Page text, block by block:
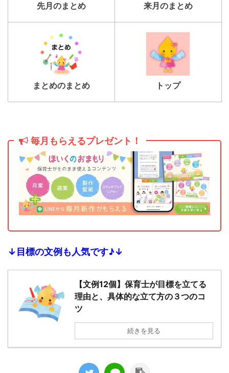
先月のまとめ 来月のまとめ
まとめのまとめ トップ
毎月もらえるプレゼント！
↓目標の文例も人気です♪↓
【文例12個】保育士が目標を立てる
理由と、具体的な立て方の３つのコ
ツ
続きを見る